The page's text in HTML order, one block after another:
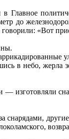
Главное
до
«Вот
в небо,
—